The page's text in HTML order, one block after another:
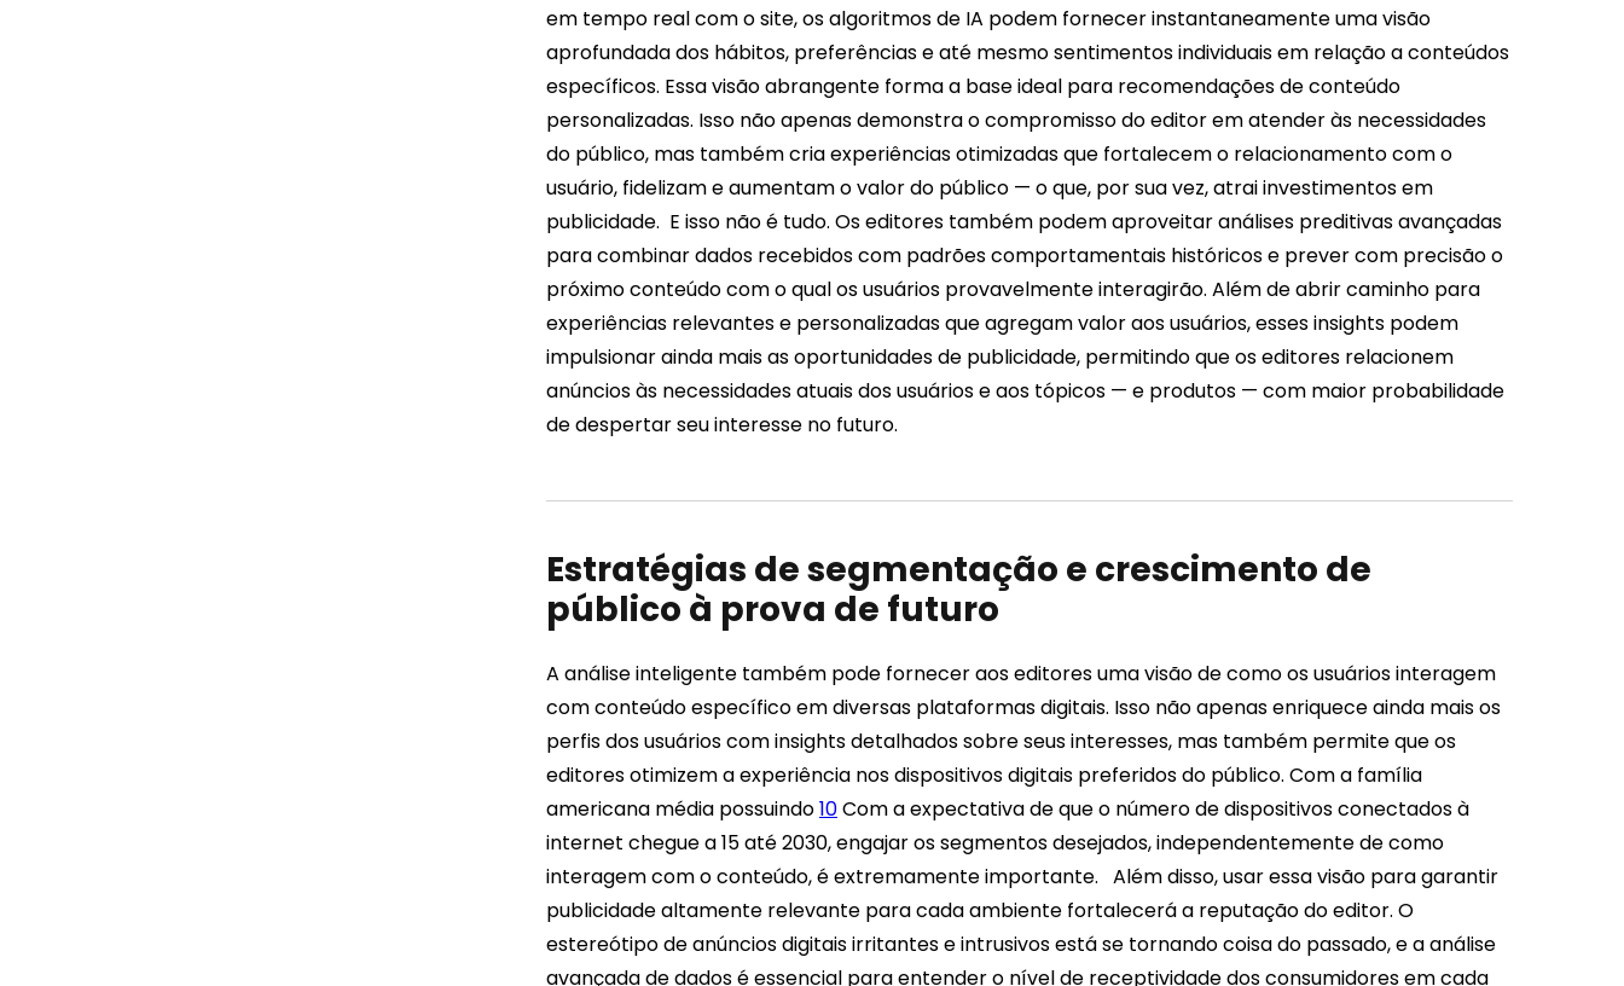
em tempo real com o site, os algoritmos de IA podem fornecer instantaneamente uma visão
aprofundada dos hábitos, preferências e até mesmo sentimentos individuais em relação a conteúdos
específicos. Essa visão abrangente forma a base ideal para recomendações de conteúdo
personalizadas. Isso não apenas demonstra o compromisso do editor em atender às necessidades
do público, mas também cria experiências otimizadas que fortalecem o relacionamento com o
usuário, fidelizam e aumentam o valor do público — o que, por sua vez, atrai investimentos em
publicidade. E isso não é tudo. Os editores também podem aproveitar análises preditivas avançadas
para combinar dados recebidos com padrões comportamentais históricos e prever com precisão o
próximo conteúdo com o qual os usuários provavelmente interagirão. Além de abrir caminho para
experiências relevantes e personalizadas que agregam valor aos usuários, esses insights podem
impulsionar ainda mais as oportunidades de publicidade, permitindo que os editores relacionem
anúncios às necessidades atuais dos usuários e aos tópicos — e produtos — com maior probabilidade
de despertar seu interesse no futuro.
Estratégias de segmentação e crescimento de
público à prova de futuro
A análise inteligente também pode fornecer aos editores uma visão de como os usuários interagem
com conteúdo específico em diversas plataformas digitais. Isso não apenas enriquece ainda mais os
perfis dos usuários com insights detalhados sobre seus interesses, mas também permite que os
editores otimizem a experiência nos dispositivos digitais preferidos do público. Com a família
americana média possuindo10Com a expectativa de que o número de dispositivos conectados à
internet chegue a 15 até 2030, engajar os segmentos desejados, independentemente de como
interagem com o conteúdo, é extremamente importante. Além disso, usar essa visão para garantir
publicidade altamente relevante para cada ambiente fortalecerá a reputação do editor. O
estereótipo de anúncios digitais irritantes e intrusivos está se tornando coisa do passado, e a análise
avançada de dados é essencial para entender o nível de receptividade dos consumidores em cada